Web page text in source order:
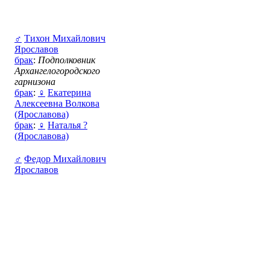
♂ Тихон Михайлович
Ярославов
брак: Подполковник
Архангелогородского
гарнизона
брак: ♀ Екатерина
Алексеевна Волкова
(Ярославова)
брак: ♀ Наталья ?
(Ярославова)
♂ Федор Михайлович
Ярославов